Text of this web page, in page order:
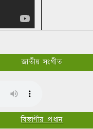
জাতীয় সংগীত
বিভাগীয় প্রধান